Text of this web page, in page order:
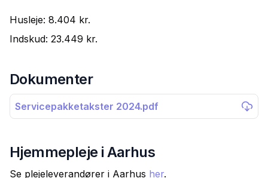
Husleje: 8.404 kr.
Indskud: 23.449 kr.
Dokumenter
Servicepakketakster 2024.pdf
Hjemmepleje i Aarhus
Se plejeleverandører i Aarhus her.